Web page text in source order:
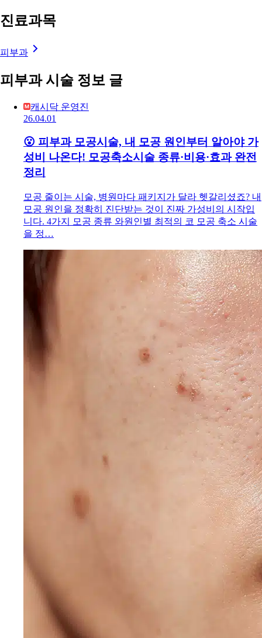
진료과목
피부과
피부과 시술 정보 글
캐시닥 운영진
26.04.01
😮 피부과 모공시술, 내 모공 원인부터 알아야 가
성비 나온다! 모공축소시술 종류·비용·효과 완전
정리
모공 줄이는 시술, 병원마다 패키지가 달라 헷갈리셨죠? 내
모공 원인을 정확히 진단받는 것이 진짜 가성비의 시작입
니다. 4가지 모공 종류 와원인별 최적의 코 모공 축소 시술
을 정…